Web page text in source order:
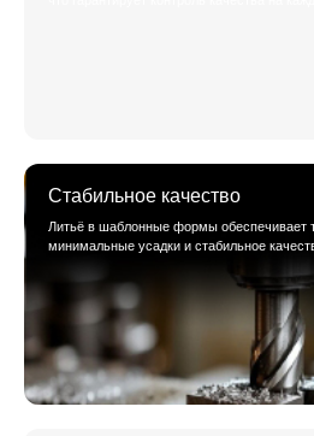
Стабильное качество
Литьё в шаблонные формы обеспечивает
минимальные усадки и стабильное